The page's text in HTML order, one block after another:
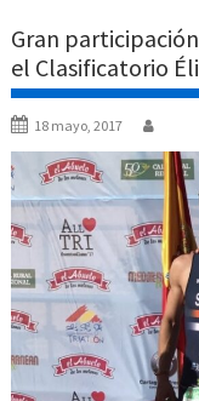
Gran
el Clasificatorio
18 mayo, 2017